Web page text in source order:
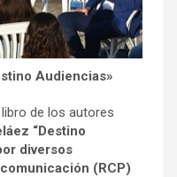
Audiencias»
de los autores
“Destino
diversos
(RCP)